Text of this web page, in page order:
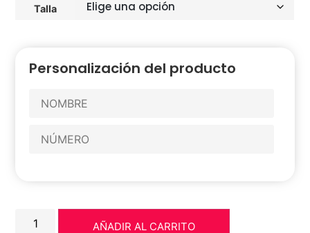
Talla
Personalización del producto
AÑADIR AL CARRITO